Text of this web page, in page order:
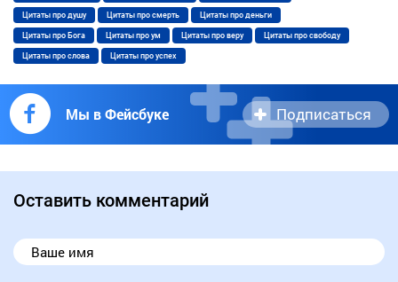
Цитаты про душу Цитаты про смерть Цитаты про деньги
Цитаты про Бога Цитаты про ум Цитаты про веру Цитаты про свободу
Цитаты про слова Цитаты про успех
Мы в Фейсбуке Подписаться
Оставить комментарий